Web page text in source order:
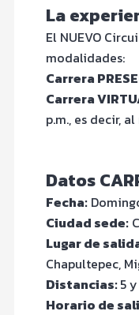
La
El NUEVO
modalidades:
Carrera
Carrera
p.m., es decir,
Datos
Fecha:
Ciudad sede:
Lugar de
Chapultepec,
Distancias:5
Horario de